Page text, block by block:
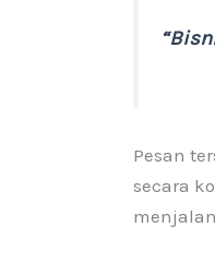
Pesan
secara